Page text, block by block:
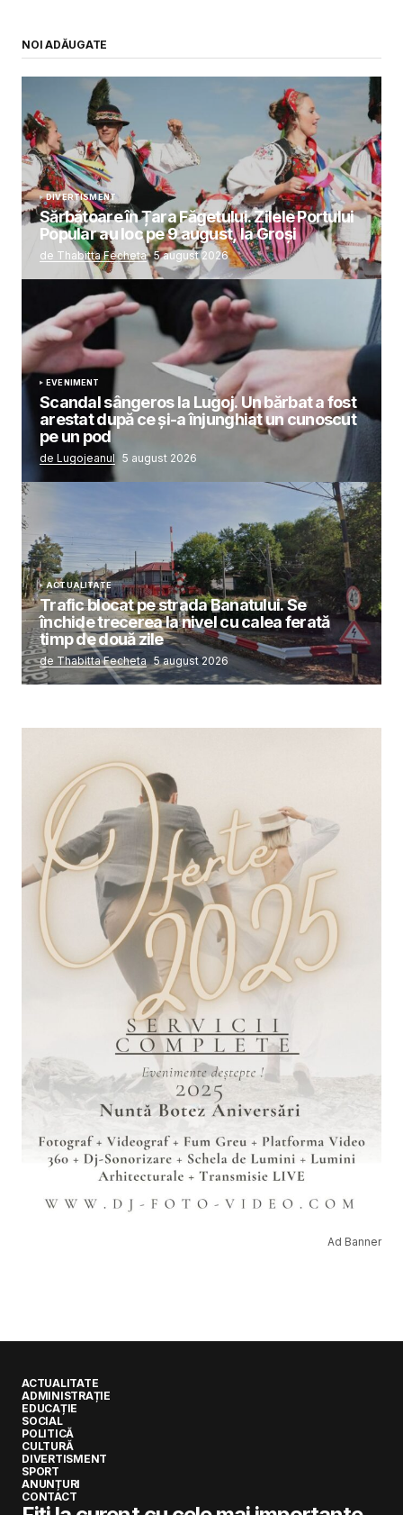
NOI ADĂUGATE
DIVERTISMENT
Sărbătoare în Țara Făgetului. Zilele Portului
Popular au loc pe 9 august, la Groși
de Thabitta Fecheta 5 august 2026
EVENIMENT
Scandal sângeros la Lugoj. Un bărbat a fost
arestat după ce și-a înjunghiat un cunoscut
pe un pod
de Lugojeanul 5 august 2026
ACTUALITATE
Trafic blocat pe strada Banatului. Se
închide trecerea la nivel cu calea ferată
timp de două zile
de Thabitta Fecheta 5 august 2026
Ad Banner
ACTUALITATE
ADMINISTRAȚIE
EDUCAȚIE
SOCIAL
POLITICĂ
CULTURĂ
DIVERTISMENT
SPORT
ANUNȚURI
CONTACT